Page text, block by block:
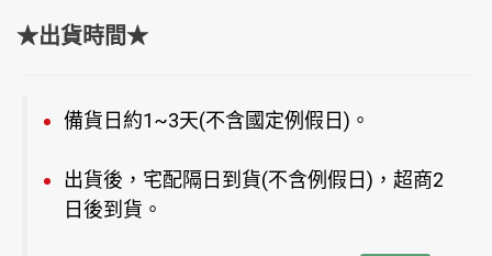
★出貨時間★
備貨日約1~3天(不含國定例假日)。
出貨後，宅配隔日到貨(不含例假日)，超商2
日後到貨。